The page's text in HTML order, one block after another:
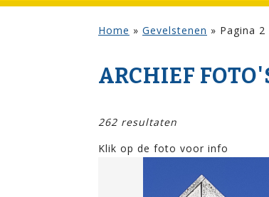
Home » Gevelstenen » Pagina 2
ARCHIEF
262 resultaten
Klik op de foto voor info